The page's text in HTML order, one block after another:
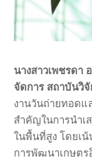
นางสาวเพชรดา
จัดการ สถาบันวิ
งานวันถ่ายทอดแ
สำคัญในการนำเ
ในพื้นที่สูง โดยเน้
การพัฒนาเกษต